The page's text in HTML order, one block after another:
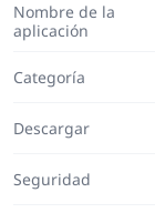
Nombre de la
aplicación
Categoría
Descargar
Seguridad